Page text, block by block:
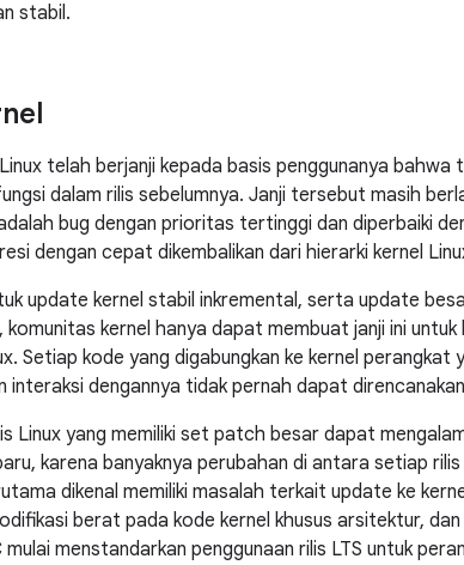
stabil.
telah berjanji kepada basis penggunanya bahwa
dalam rilis sebelumnya. Janji tersebut masih
bug dengan prioritas tertinggi dan diperbaiki
dengan cepat dikembalikan dari hierarki kernel
update kernel stabil inkremental, serta update
komunitas kernel hanya dapat membuat janji ini
Setiap kode yang digabungkan ke kernel perangkat
interaksi dengannya tidak pernah dapat
Linux yang memiliki set patch besar dapat
karena banyaknya perubahan di antara setiap
dikenal memiliki masalah terkait update ke
berat pada kode kernel khusus arsitektur,
menstandarkan penggunaan rilis LTS untuk